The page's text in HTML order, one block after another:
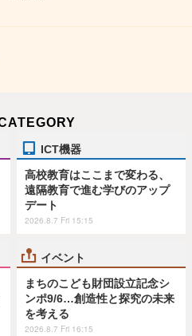
ICT機器
高校教育はここまで変わる、
遠隔教育で進む学びのアップ
デート
2026.8.7 Fri 15:15
イベント
まちのこども財団設立記念シ
ンポ9/6…創造性と探究の未来
を考える
2026.8.7 Fri 16:15